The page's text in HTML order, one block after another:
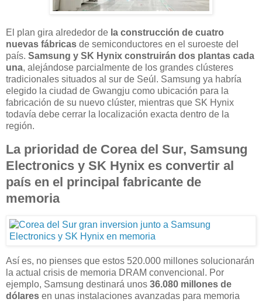
El plan gira alrededor de la construcción de cuatro
nuevas fábricas de semiconductores en el suroeste del
país. Samsung y SK Hynix construirán dos plantas cada
una, alejándose parcialmente de los grandes clústeres
tradicionales situados al sur de Seúl. Samsung ya habría
elegido la ciudad de Gwangju como ubicación para la
fabricación de su nuevo clúster, mientras que SK Hynix
todavía debe cerrar la localización exacta dentro de la
región.
La prioridad de Corea del Sur, Samsung
Electronics y SK Hynix es convertir al
país en el principal fabricante de
memoria
Así es, no pienses que estos 520.000 millones solucionarán
la actual crisis de memoria DRAM convencional. Por
ejemplo, Samsung destinará unos 36.080 millones de
dólares en unas instalaciones avanzadas para memoria